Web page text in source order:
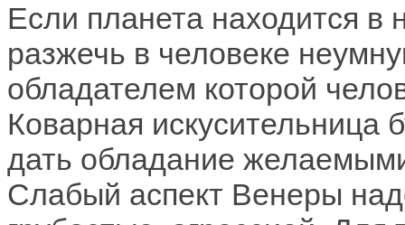
Если планета находится в
разжечь в человеке
обладателем которой
Коварная искусительница
дать обладание
Слабый аспект Венеры